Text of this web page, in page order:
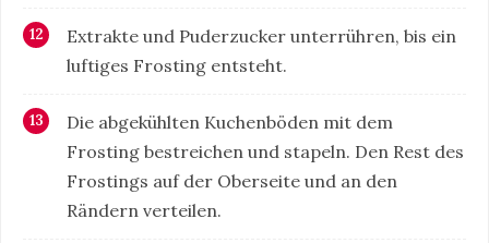
Extrakte und Puderzucker unterrühren, bis ein
luftiges Frosting entsteht.
Die abgekühlten Kuchenböden mit dem
Frosting bestreichen und stapeln. Den Rest des
Frostings auf der Oberseite und an den
Rändern verteilen.